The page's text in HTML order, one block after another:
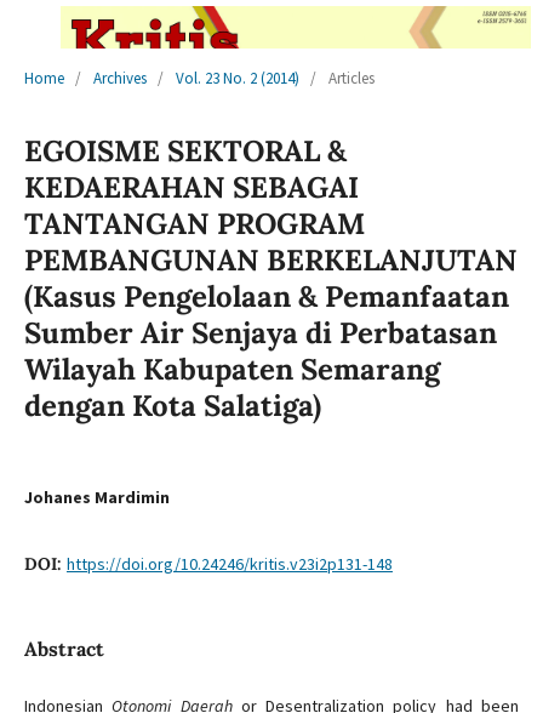
Home / Archives / Vol. 23 No. 2 (2014) / Articles
EGOISME SEKTORAL &
KEDAERAHAN SEBAGAI
TANTANGAN PROGRAM
PEMBANGUNAN BERKELANJUTAN
(Kasus Pengelolaan & Pemanfaatan
Sumber Air Senjaya di Perbatasan
Wilayah Kabupaten Semarang
dengan Kota Salatiga)
Johanes Mardimin
DOI: https://doi.org/10.24246/kritis.v23i2p131-148
Abstract
IndonesianOtonomi Daerahor Desentralization policy had been